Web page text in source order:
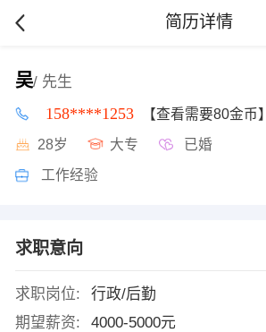
简历详情
吴/ 先生
158****1253 【查看需要80金币】
28岁 大专 已婚
工作经验
求职意向
求职岗位:
行政/后勤
期望薪资:
4000-5000元